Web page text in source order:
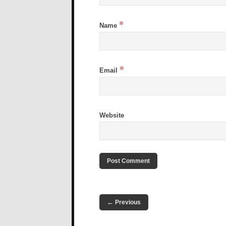
Name *
Email *
Website
← Previous